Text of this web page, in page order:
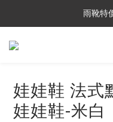
$699免
雨靴特
$699免
娃娃鞋 法式
娃娃鞋-米白